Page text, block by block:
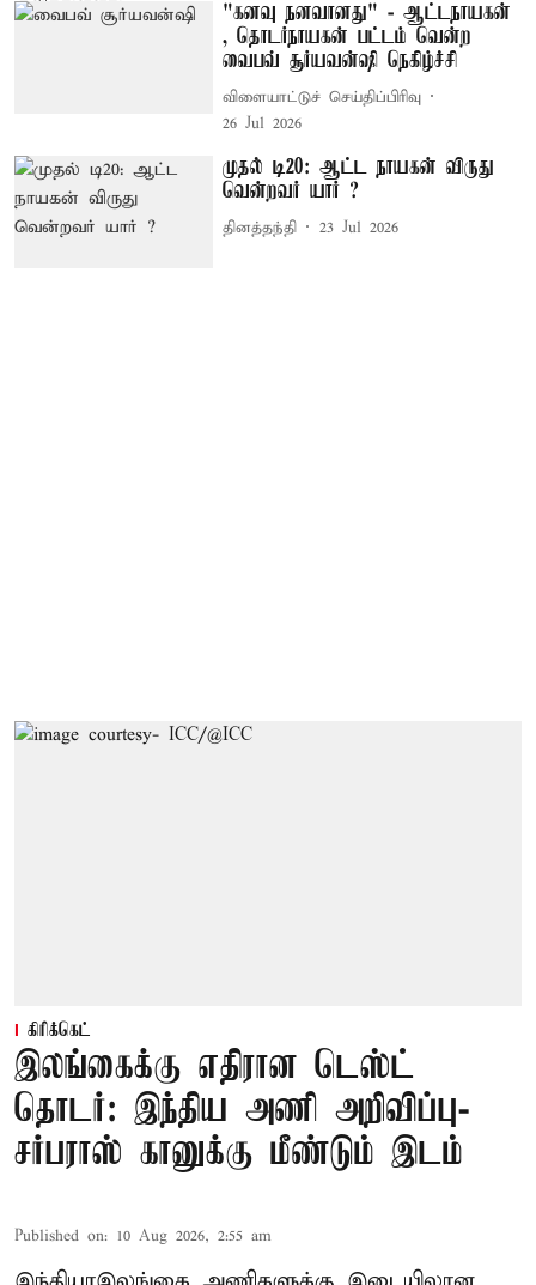
"கனவு நனவானது" - ஆட்டநாயகன்
, தொடர்நாயகன் பட்டம் வென்ற
வைபவ் சூர்யவன்ஷி நெகிழ்ச்சி
விளையாட்டுச் செய்திப்பிரிவு
26 Jul 2026
முதல் டி20: ஆட்ட நாயகன் விருது
வென்றவர் யார் ?
தினத்தந்தி 23 Jul 2026
கிரிக்கெட்
இலங்கைக்கு எதிரான டெஸ்ட்
தொடர்: இந்திய அணி அறிவிப்பு-
சர்பராஸ் கானுக்கு மீண்டும் இடம்
Published on: 10 Aug 2026, 2:55 am